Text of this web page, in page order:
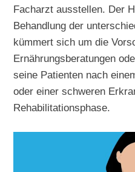
Facharzt ausstellen. Der
Behandlung der
kümmert sich um die
Ernährungsberatungen
seine Patienten nach
oder einer schweren
Rehabilitationsphase.